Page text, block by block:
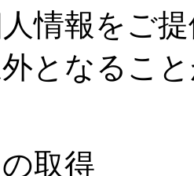
情報をご
となるこ
取得